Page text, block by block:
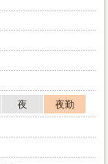
夜
夜勤